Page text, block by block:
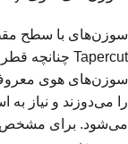
سوزن‌های هوی
را می‌دوزند و نیاز به